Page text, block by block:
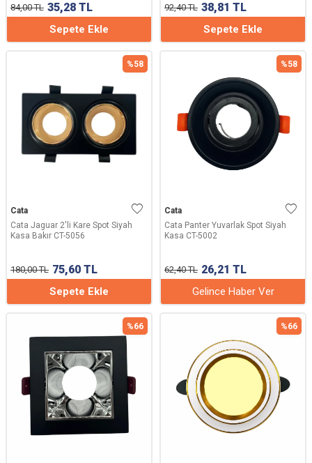
84,00TL 35,28 TL
Sepete Ekle
92,40TL 38,81 TL
Sepete Ekle
%58
Cata
Cata Jaguar 2'li Kare Spot Siyah
Kasa Bakır CT-5056
180,00TL 75,60 TL
Sepete Ekle
%58
Cata
Cata Panter Yuvarlak Spot Siyah
Kasa CT-5002
62,40TL 26,21 TL
Gelince Haber Ver
%66 %66